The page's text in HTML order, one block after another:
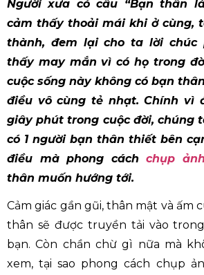
Người xưa có câu “Bạn thân
cảm thấy thoải mái khi ở cùng,
thành, đem lại cho ta lời chúc
thấy may mắn vì có họ trong
cuộc sống này không có bạn
điều vô cùng tẻ nhạt. Chính vì
giây phút trong cuộc đời, chúng
có 1 người bạn thân thiết bên
điều mà phong cách chụp
thân muốn hướng tới.
Cảm giác gần gũi, thân mật và ấm
thân sẽ được truyền tải vào
bạn. Còn chần chừ gì nữa mà
xem, tại sao phong cách chụp